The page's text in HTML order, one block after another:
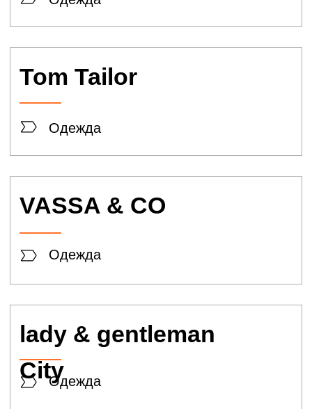
DIVUR
Одежда
ELIS
SELA
BARKLAND
5 КАРМАNОВ
Одежда